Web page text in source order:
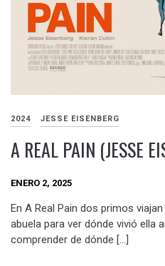
2024 JESSE EISENBERG
A REAL PAIN (JESSE
ENERO 2, 2025
En A Real Pain dos primos
abuela para ver dónde vivió ella
comprender de dónde […]